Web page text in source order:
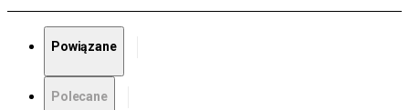
Powiązane
Polecane